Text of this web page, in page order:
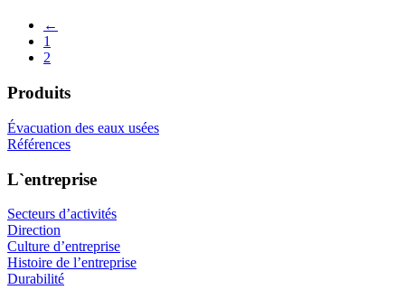
←
1
2
Produits
Évacuation des eaux usées
Références
L`entreprise
Secteurs d’activités
Direction
Culture d’entreprise
Histoire de l’entreprise
Durabilité